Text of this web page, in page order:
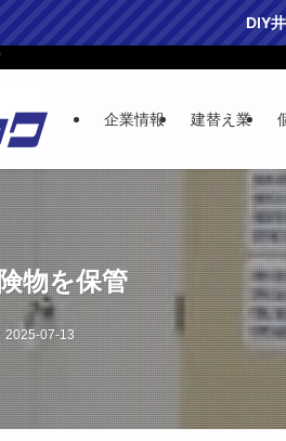
DIY
企業情報 建替え業
物を保管
2025-07-13